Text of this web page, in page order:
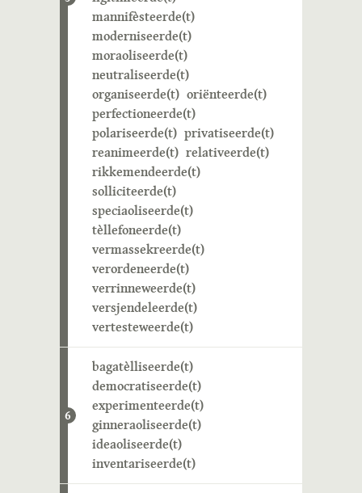
mannifèsteerde(t)
moderniseerde(t)
moraoliseerde(t)
neutraliseerde(t)
organiseerde(t) oriënteerde(t)
perfectioneerde(t)
polariseerde(t) privatiseerde(t)
reanimeerde(t) relativeerde(t)
rikkemendeerde(t)
solliciteerde(t)
speciaoliseerde(t)
tèllefoneerde(t)
vermassekreerde(t)
verordeneerde(t)
verrinneweerde(t)
versjendeleerde(t)
vertesteweerde(t)
6
bagatèlliseerde(t)
democratiseerde(t)
experimenteerde(t)
ginneraoliseerde(t)
ideaoliseerde(t)
inventariseerde(t)